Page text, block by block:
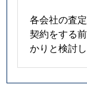
各会社の査
契約をする
かりと検討し